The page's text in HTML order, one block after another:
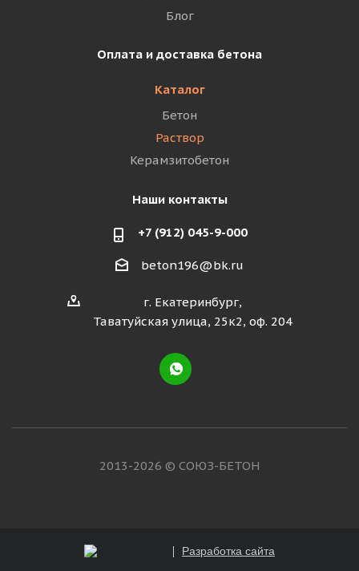
Блог
Оплата и доставка бетона
Каталог
Бетон
Раствор
Керамзитобетон
Наши контакты
+7 (912) 045-9-000
beton196@bk.ru
г. Екатеринбург,
Таватуйская улица, 25к2, оф. 204
2013-2026 © СОЮЗ-БЕТОН
Разработка сайта